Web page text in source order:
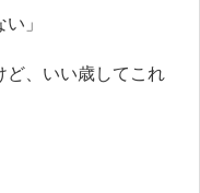
」
ど、いい歳してこれ